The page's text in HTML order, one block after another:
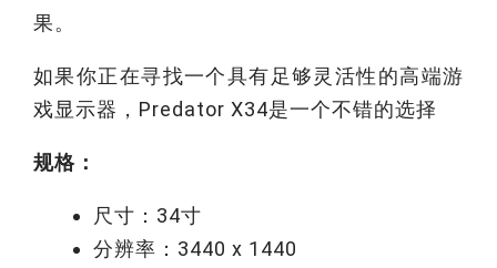
果。
如果你正在寻找一个具有足够灵活性的高端游
戏显示器，Predator X34是一个不错的选择
规格：
尺寸：34寸
分辨率：3440 x 1440